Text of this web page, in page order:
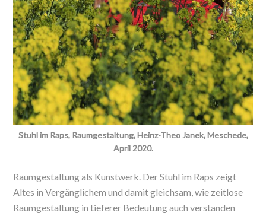
Stuhl im Raps, Raumgestaltung, Heinz-Theo Janek, Meschede,
April 2020.
Raumgestaltung als Kunstwerk. Der Stuhl im Raps zeigt
Altes in Vergänglichem und damit gleichsam, wie zeitlose
Raumgestaltung in tieferer Bedeutung auch verstanden